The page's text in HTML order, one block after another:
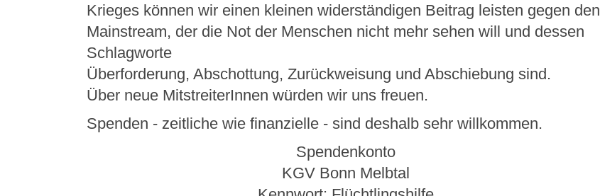
Krieges können wir einen kleinen widerständigen Beitrag leisten gegen den
Mainstream, der die Not der Menschen nicht mehr sehen will und dessen
Schlagworte
Überforderung, Abschottung, Zurückweisung und Abschiebung sind.
Über neue MitstreiterInnen würden wir uns freuen.
Spenden - zeitliche wie finanzielle - sind deshalb sehr willkommen.
Spendenkonto
KGV Bonn Melbtal